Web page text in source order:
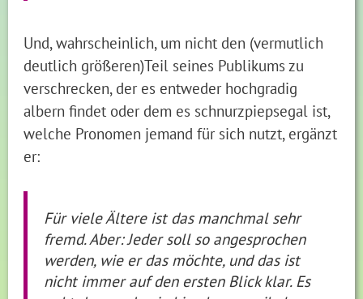
Und, wahrscheinlich, um nicht den (vermutlich
deutlich größeren)Teil seines Publikums zu
verschrecken, der es entweder hochgradig
albern findet oder dem es schnurzpiepsegal ist,
welche Pronomen jemand für sich nutzt, ergänzt
er:
Für viele Ältere ist das manchmal sehr
fremd. Aber: Jeder soll so angesprochen
werden, wie er das möchte, und das ist
nicht immer auf den ersten Blick klar. Es